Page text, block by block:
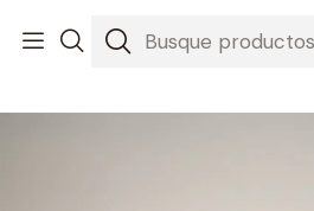
Huevo conejo pequeño de